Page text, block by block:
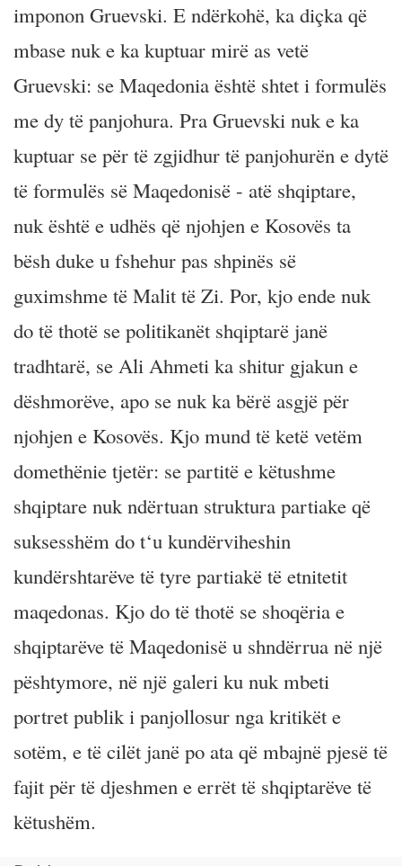
imponon Gruevski. E ndërkohë, ka diçka që
mbase nuk e ka kuptuar mirë as vetë
Gruevski: se Maqedonia është shtet i formulës
me dy të panjohura. Pra Gruevski nuk e ka
kuptuar se për të zgjidhur të panjohurën e dytë
të formulës së Maqedonisë - atë shqiptare,
nuk është e udhës që njohjen e Kosovës ta
bësh duke u fshehur pas shpinës së
guximshme të Malit të Zi. Por, kjo ende nuk
do të thotë se politikanët shqiptarë janë
tradhtarë, se Ali Ahmeti ka shitur gjakun e
dëshmorëve, apo se nuk ka bërë asgjë për
njohjen e Kosovës. Kjo mund të ketë vetëm
domethënie tjetër: se partitë e këtushme
shqiptare nuk ndërtuan struktura partiake që
suksesshëm do t‘u kundërviheshin
kundërshtarëve të tyre partiakë të etnitetit
maqedonas. Kjo do të thotë se shoqëria e
shqiptarëve të Maqedonisë u shndërrua në një
pështymore, në një galeri ku nuk mbeti
portret publik i panjollosur nga kritikët e
sotëm, e të cilët janë po ata që mbajnë pjesë të
fajit për të djeshmen e errët të shqiptarëve të
këtushëm.